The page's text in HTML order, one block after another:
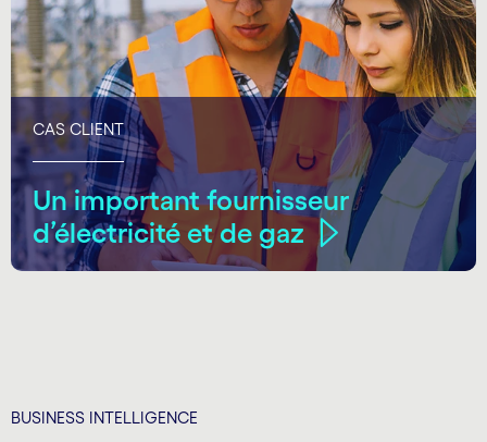
CAS CLIENT
Un important fournisseur
d’électricité et de gaz
BUSINESS INTELLIGENCE